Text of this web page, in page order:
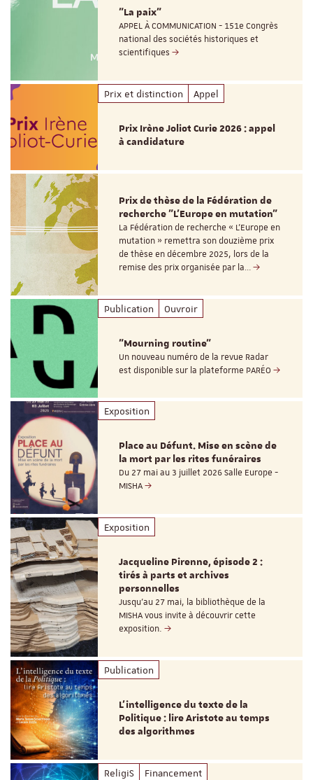
"La paix"
APPEL À COMMUNICATION - 151e Congrès
national des sociétés historiques et
scientifiques
Prix et distinction Appel
Prix Irène Joliot Curie 2026 : appel
à candidature
Prix de thèse de la Fédération de
recherche "L’Europe en mutation"
La Fédération de recherche « L’Europe en
mutation » remettra son douzième prix
de thèse en décembre 2025, lors de la
remise des prix organisée par la…
Publication Ouvroir
"Mourning routine"
Un nouveau numéro de la revue Radar
est disponible sur la plateforme PARÉO
Exposition
Place au Défunt. Mise en scène de
la mort par les rites funéraires
Du 27 mai au 3 juillet 2026 Salle Europe -
MISHA
Exposition
Jacqueline Pirenne, épisode 2 :
tirés à parts et archives
personnelles
Jusqu’au 27 mai, la bibliothèque de la
MISHA vous invite à découvrir cette
exposition.
Publication
L’intelligence du texte de la
Politique : lire Aristote au temps
des algorithmes
ReligiS Financement